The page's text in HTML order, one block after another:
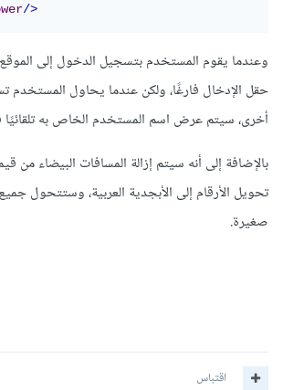
/>
وعندما يقوم المستخدم بتسجيل الدخول إلى
حقل الإدخال فارغًا، ولكن عندما يحاول المستخدم
أخرى، سيتم عرض اسم المستخدم الخاص به تلقائيًا
بالإضافة إلى أنه سيتم إزالة المسافات البيضاء من
تحويل الأرقام إلى الأبجدية العربية، وستتحول
صغيرة.
اقتباس